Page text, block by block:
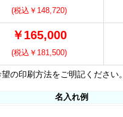
(税込￥148,720)
￥165,000
(税込￥181,500)
の印刷方法をご明記ください。
名入れ例